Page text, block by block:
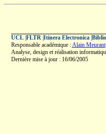
UCL| FLTR| Itinera Electronica|
Responsable académique :Alain Meurant
Analyse, design et réalisation
Dernière mise à jour : 16/06/2005